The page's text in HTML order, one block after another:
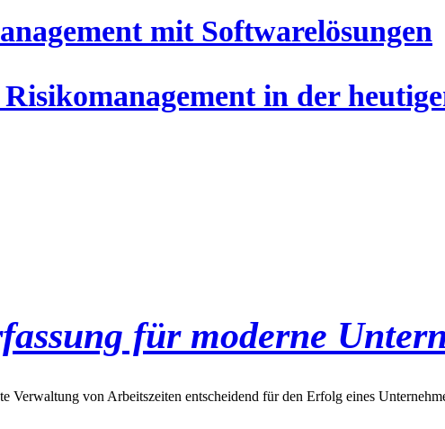
mit Softwarelösungen
in der
für moderne
Verwaltung von Arbeitszeiten entscheidend für den Erfolg eines